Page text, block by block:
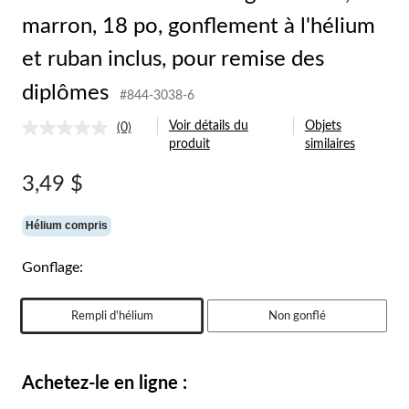
marron, 18 po, gonflement à l'hélium
et ruban inclus, pour remise des
diplômes
#844-3038-6
Aucune
(0)
Voir détails du
produit
Objets
similaires
3,49 $
Hélium compris
Gonflage:
Rempli d'hélium Non gonflé
Achetez-le en ligne :